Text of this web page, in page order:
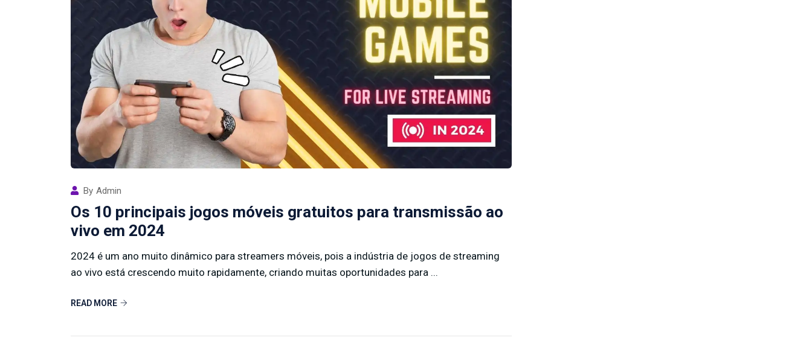
By Admin
Os 10 principais jogos móveis gratuitos para transmissão ao
vivo em 2024
2024 é um ano muito dinâmico para streamers móveis, pois a indústria de jogos de streaming
ao vivo está crescendo muito rapidamente, criando muitas oportunidades para ...
READ MORE